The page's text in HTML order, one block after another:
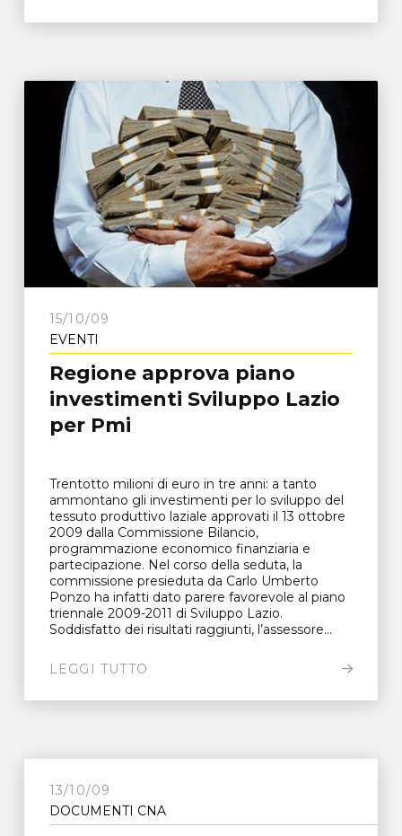
15/10/09
EVENTI
Regione approva piano
investimenti Sviluppo Lazio
per Pmi
Trentotto milioni di euro in tre anni: a tanto
ammontano gli investimenti per lo sviluppo del
tessuto produttivo laziale approvati il 13 ottobre
2009 dalla Commissione Bilancio,
programmazione economico finanziaria e
partecipazione. Nel corso della seduta, la
commissione presieduta da Carlo Umberto
Ponzo ha infatti dato parere favorevole al piano
triennale 2009-2011 di Sviluppo Lazio.
Soddisfatto dei risultati raggiunti, l’assessore...
LEGGI TUTTO
13/10/09
DOCUMENTI CNA